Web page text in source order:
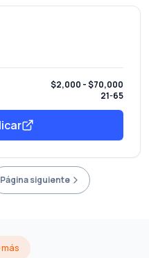
$2,000 - $70,000
21-65
Página siguiente